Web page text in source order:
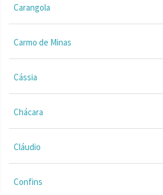
Carangola
Carmo de Minas
Cássia
Chácara
Cláudio
Confins